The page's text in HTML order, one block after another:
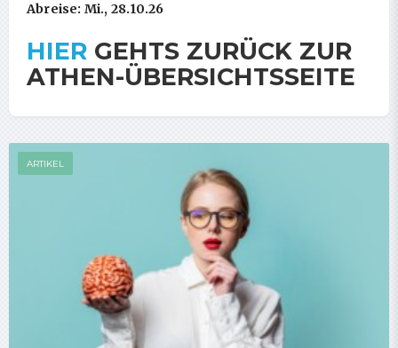
Abreise: Mi., 28.10.26
HIER GEHTS ZURÜCK ZUR
ATHEN-ÜBERSICHTSSEITE
ARTIKEL